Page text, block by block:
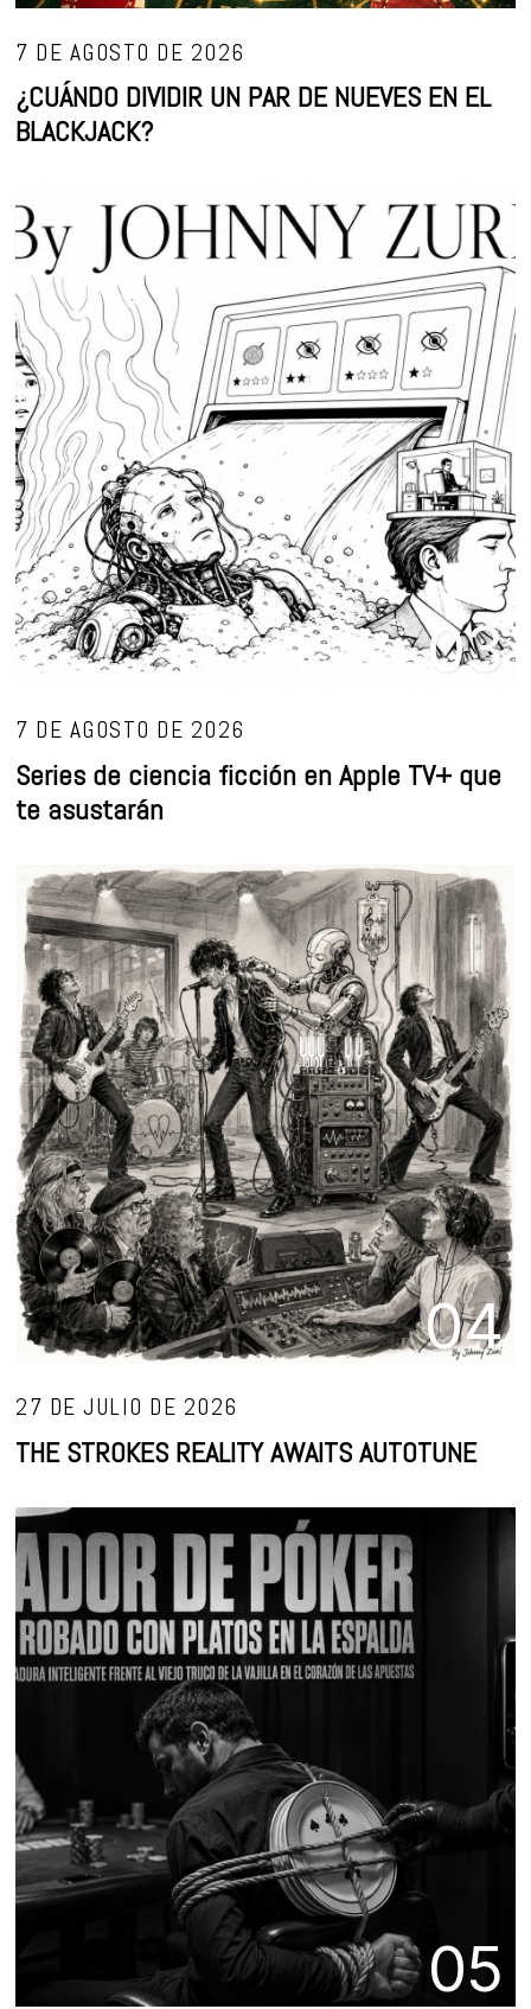
7 DE AGOSTO DE 2026
¿CUÁNDO DIVIDIR UN PAR DE NUEVES EN EL
BLACKJACK?
03
7 DE AGOSTO DE 2026
Series de ciencia ficción en Apple TV+ que
te asustarán
04
27 DE JULIO DE 2026
THE STROKES REALITY AWAITS AUTOTUNE
05